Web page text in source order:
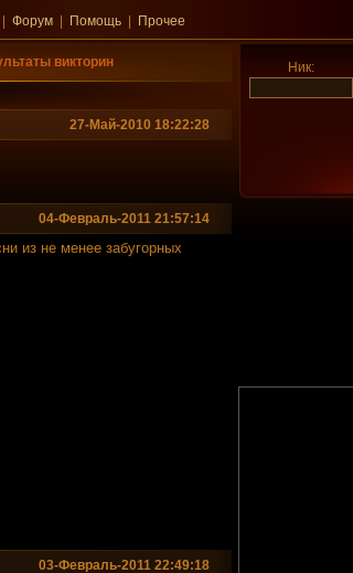
Форум Помощь Прочее
викторин
27-Май-2010 18:22:28
04-Февраль-2011 21:57:14
из не менее забугорных
03-Февраль-2011 22:49:18
Ник: